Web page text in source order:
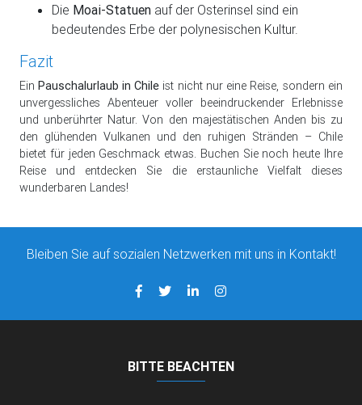
Die Moai-Statuen auf der Osterinsel sind ein
bedeutendes Erbe der polynesischen Kultur.
Fazit
Ein Pauschalurlaub in Chile ist nicht nur eine Reise, sondern ein
unvergessliches Abenteuer voller beeindruckender Erlebnisse
und unberührter Natur. Von den majestätischen Anden bis zu
den glühenden Vulkanen und den ruhigen Stränden – Chile
bietet für jeden Geschmack etwas. Buchen Sie noch heute Ihre
Reise und entdecken Sie die erstaunliche Vielfalt dieses
wunderbaren Landes!
Bleiben Sie auf sozialen Netzwerken mit uns in Kontakt!
BITTE BEACHTEN